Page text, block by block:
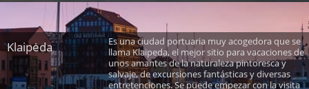
Klaipėda
Es una ciudad portuaria muy acogedora que se
llama Klaipeda, el mejor sitio para vacaciones de
unos amantes de la naturaleza pintoresca y
salvaje, de excursiones fantásticas y diversas
entretenciones. Se puede empezar con la visita